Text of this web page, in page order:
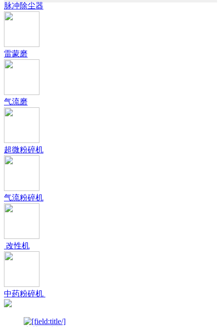
脉冲除尘器
雷蒙磨
气流磨
超微粉碎机
气流粉碎机
改性机
中药粉碎机